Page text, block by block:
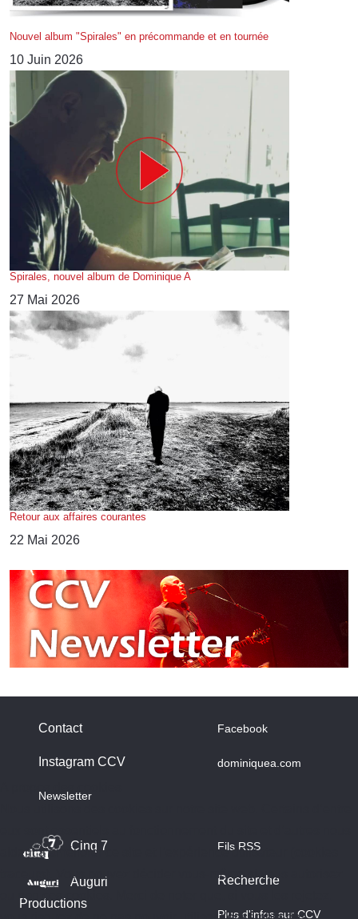
Nouvel album "Spirales" en précommande et en tournée
10 Juin 2026
Spirales, nouvel album de Dominique A
27 Mai 2026
Retour aux affaires courantes
22 Mai 2026
Contact
Instagram CCV
Newsletter
Facebook
dominiquea.com
Cinq 7
Auguri
Productions
Fils RSS
Recherche
Plus d'infos sur CCV
aident à améliorer ce site et l’expérience utilisateur (cookies
traceurs). Vous pouvez décider vous-même si vous autorisez
ou non ces cookies. Merci de noter que, si vous les rejetez,